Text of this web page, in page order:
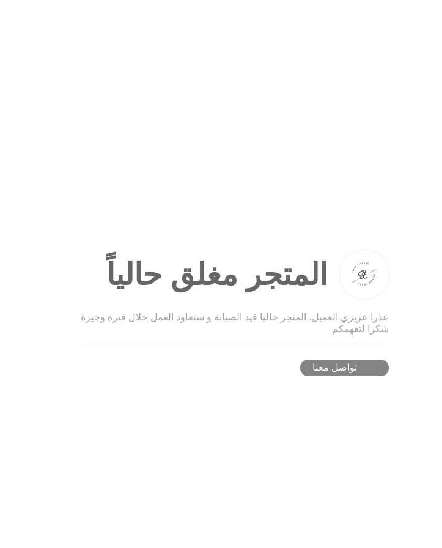
المتجر مغلق حالياً
عذرا عزيزي العميل، المتجر حاليا قيد الصيانة و سنعاود العمل خلال فترة وجيزة
شكرا لتفهمكم
تواصل معنا